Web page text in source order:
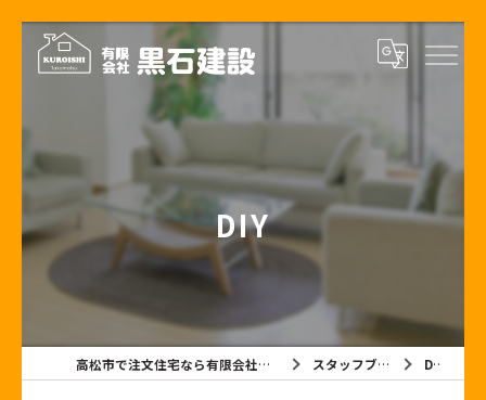
DIY
高松市で注文住宅なら有限会社黒石建設 スタッフブログ DIY